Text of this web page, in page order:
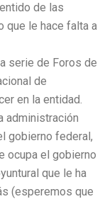
de las
que le hace falta a
serie de Foros de
de
en la entidad.
administración
gobierno federal,
ocupa el gobierno
que le ha
(esperemos que